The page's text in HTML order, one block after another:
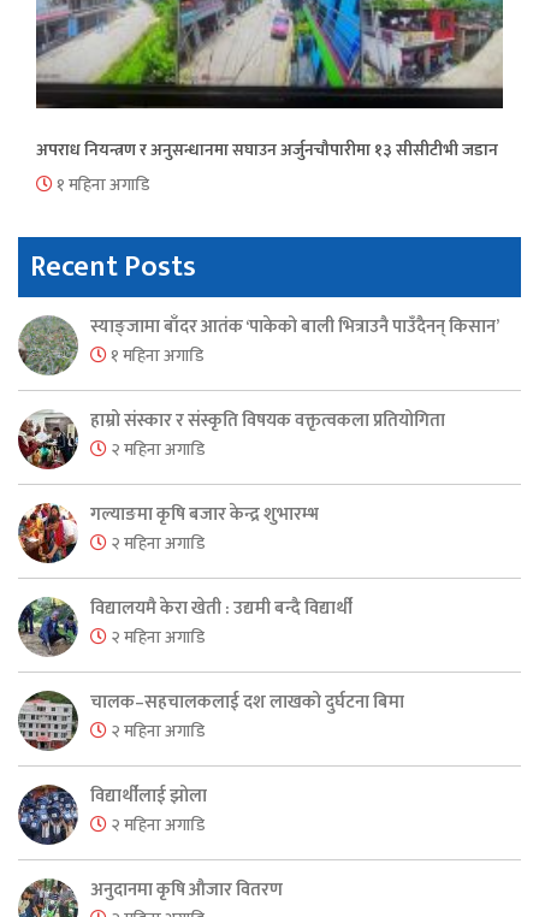
अपराध नियन्त्रण र अनुसन्धानमा सघाउन अर्जुनचौपारीमा १३ सीसीटीभी जडान
१ महिना अगाडि
Recent Posts
स्याङ्जामा बाँदर आतंक ‘पाकेको बाली भित्राउनै पाउँदैनन् किसान’
१ महिना अगाडि
हाम्रो संस्कार र संस्कृति विषयक वक्तृत्वकला प्रतियोगिता
२ महिना अगाडि
गल्याङमा कृषि बजार केन्द्र शुभारम्भ
२ महिना अगाडि
विद्यालयमै केरा खेती : उद्यमी बन्दै विद्यार्थी
२ महिना अगाडि
चालक–सहचालकलाई दश लाखको दुर्घटना बिमा
२ महिना अगाडि
विद्यार्थीलाई झोला
२ महिना अगाडि
अनुदानमा कृषि औजार वितरण